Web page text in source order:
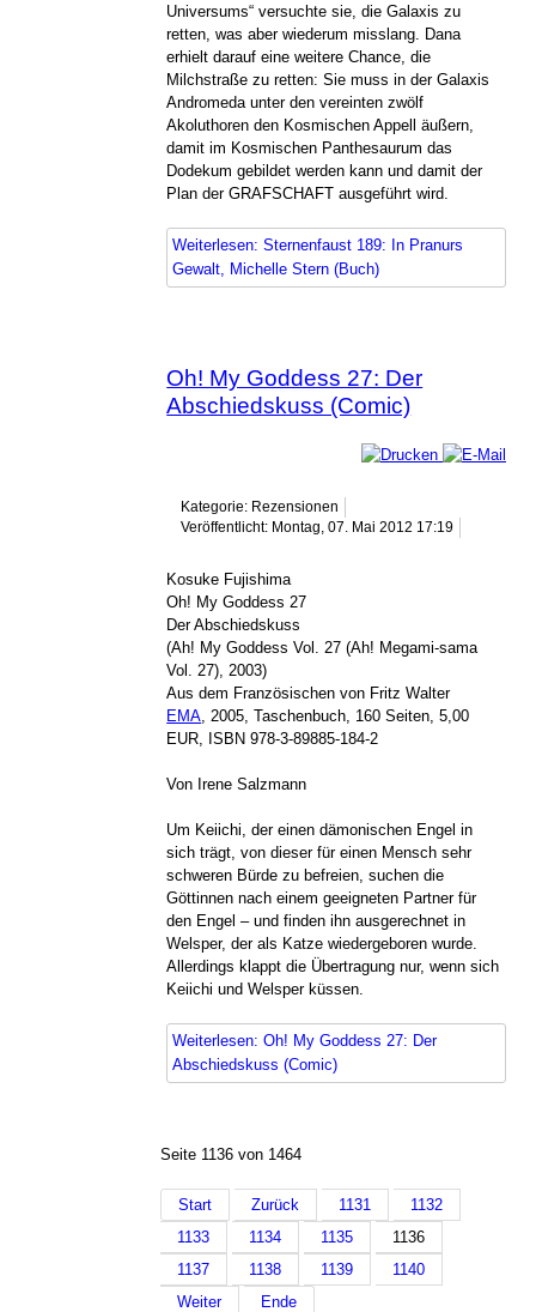
Universums“ versuchte sie, die Galaxis zu
retten, was aber wiederum misslang. Dana
erhielt darauf eine weitere Chance, die
Milchstraße zu retten: Sie muss in der Galaxis
Andromeda unter den vereinten zwölf
Akoluthoren den Kosmischen Appell äußern,
damit im Kosmischen Panthesaurum das
Dodekum gebildet werden kann und damit der
Plan der GRAFSCHAFT ausgeführt wird.
Weiterlesen: Sternenfaust 189: In Pranurs
Gewalt, Michelle Stern (Buch)
Oh! My Goddess 27: Der
Abschiedskuss (Comic)
Kategorie: Rezensionen
Veröffentlicht: Montag, 07. Mai 2012 17:19
Kosuke Fujishima
Oh! My Goddess 27
Der Abschiedskuss
(Ah! My Goddess Vol. 27 (Ah! Megami-sama
Vol. 27), 2003)
Aus dem Französischen von Fritz Walter
EMA , 2005, Taschenbuch, 160 Seiten, 5,00
EUR, ISBN 978-3-89885-184-2
Von Irene Salzmann
Um Keiichi, der einen dämonischen Engel in
sich trägt, von dieser für einen Mensch sehr
schweren Bürde zu befreien, suchen die
Göttinnen nach einem geeigneten Partner für
den Engel – und finden ihn ausgerechnet in
Welsper, der als Katze wiedergeboren wurde.
Allerdings klappt die Übertragung nur, wenn sich
Keiichi und Welsper küssen.
Weiterlesen: Oh! My Goddess 27: Der
Abschiedskuss (Comic)
Seite 1136 von 1464
Start Zurück 1131
1132
1133
1134 1135
1136
1137
1138 1139
1140
Weiter
Ende